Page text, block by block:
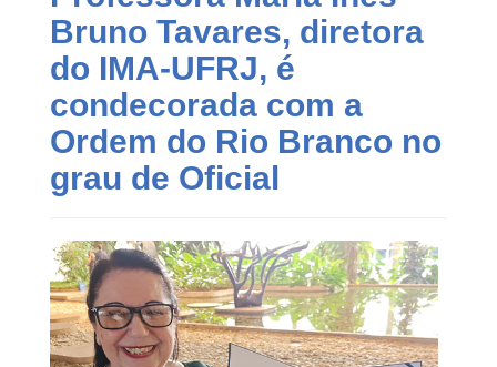
Bruno Tavares, diretora
do IMA-UFRJ, é
condecorada com a
Ordem do Rio Branco no
grau de Oficial